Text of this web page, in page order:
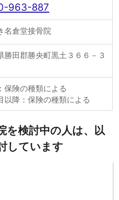
963-887
名倉堂接骨院
勝田郡勝央町黒土３６６－３
保険の種類による
以降：保険の種類による
を検討中の人は、以
しています